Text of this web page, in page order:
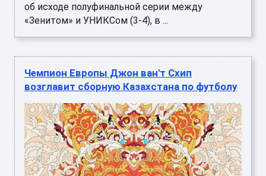
об исходе полуфинальной серии между
«Зенитом» и УНИКСом (3-4), в ...
Чемпион Европы Джон ван'т Схип
возглавит сборную Казахстана по футболу